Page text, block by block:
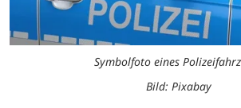
Symbolfoto eines
Bild: Pixabay